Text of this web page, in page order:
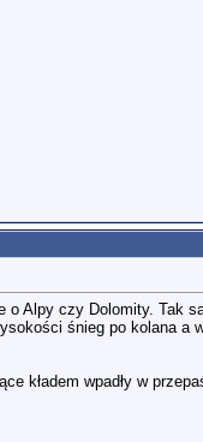
Alpy czy Dolomity. Tak
śnieg po kolana
kładem wpadły w